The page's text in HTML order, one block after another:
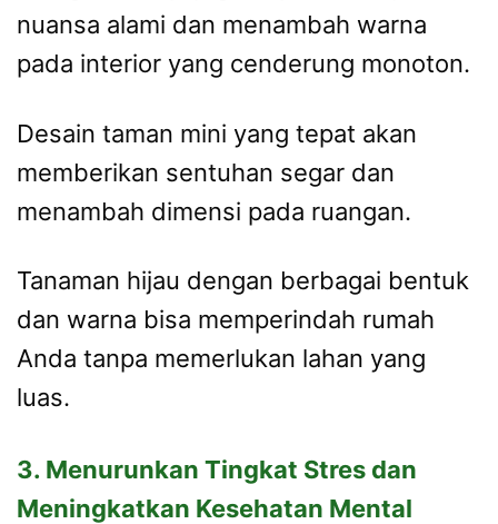
nuansa alami dan menambah warna
pada interior yang cenderung monoton.
Desain taman mini yang tepat akan
memberikan sentuhan segar dan
menambah dimensi pada ruangan.
Tanaman hijau dengan berbagai bentuk
dan warna bisa memperindah rumah
Anda tanpa memerlukan lahan yang
luas.
3. Menurunkan Tingkat Stres dan
Meningkatkan Kesehatan Mental